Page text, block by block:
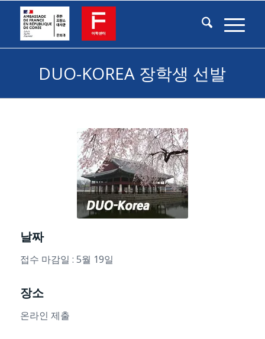
DUO-KOREA 장학생 선발
날짜
접수 마감일 : 5월 19일
장소
온라인 제출